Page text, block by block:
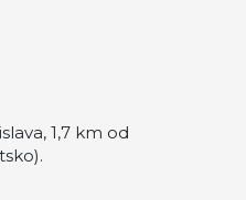
1,7 km od